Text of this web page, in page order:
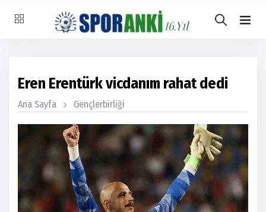
Eren Erentürk vicdanım rahat dedi
Ana Sayfa Gençlerbirliği